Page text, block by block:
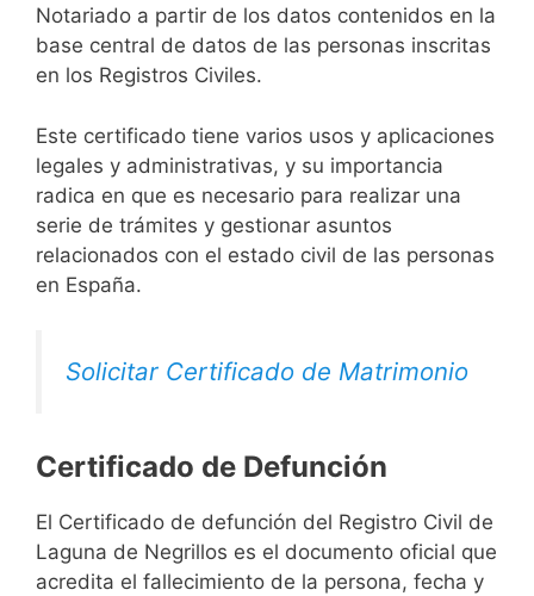
Notariado a partir de los datos contenidos en la
base central de datos de las personas inscritas
en los Registros Civiles.
Este certificado tiene varios usos y aplicaciones
legales y administrativas, y su importancia
radica en que es necesario para realizar una
serie de trámites y gestionar asuntos
relacionados con el estado civil de las personas
en España.
Solicitar Certificado de Matrimonio
Certificado de Defunción
El Certificado de defunción del Registro Civil de
Laguna de Negrillos es el documento oficial que
acredita el fallecimiento de la persona, fecha y